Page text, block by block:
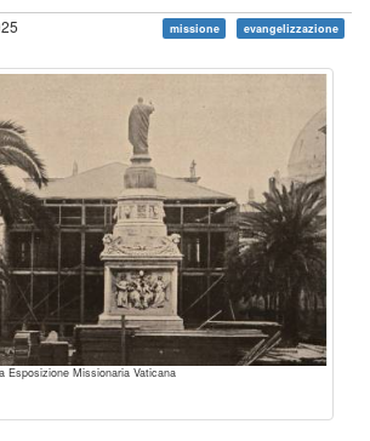
missione evangelizzazione
Esposizione Missionaria Vaticana